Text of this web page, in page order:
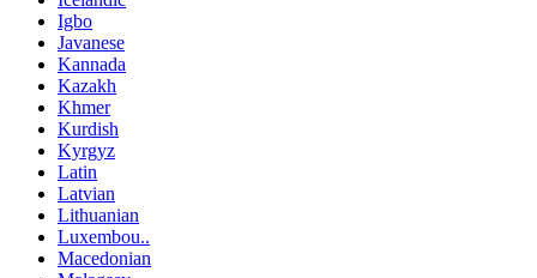
Igbo
Javanese
Kannada
Kazakh
Khmer
Kurdish
Kyrgyz
Latin
Latvian
Lithuanian
Luxembou..
Macedonian